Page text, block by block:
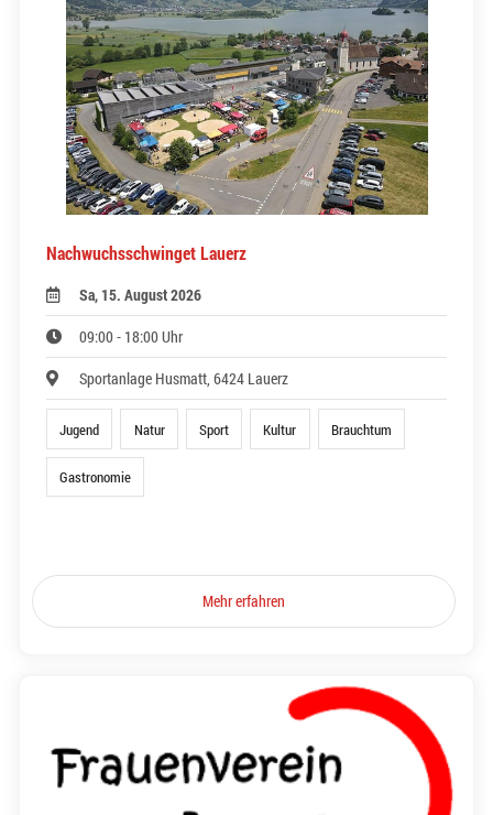
Nachwuchsschwinget Lauerz
Sa, 15. August 2026
09:00 - 18:00 Uhr
Sportanlage Husmatt, 6424 Lauerz
Jugend Natur Sport Kultur Brauchtum
Gastronomie
Mehr erfahren